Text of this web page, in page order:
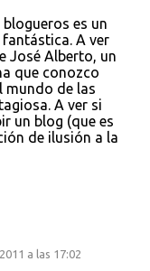
es un
A ver
José Alberto, un
que conozco
mundo de las
A ver si
un blog (que es
de ilusión a la
a las 17:02